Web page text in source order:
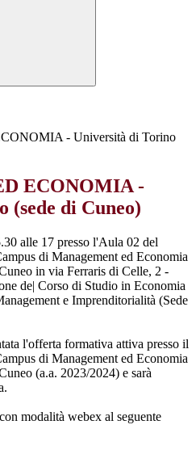
- Università di Torino
ECONOMIA -
(sede di Cuneo)
alle 17 presso l'Aula 02 del
di Management ed Economia
in via Ferraris di Celle, 2 -
de| Corso di Studio in Economia
e Imprenditorialità (Sede
l'offerta formativa attiva presso il
di Management ed Economia
(a.a. 2023/2024) e sarà
modalità webex al seguente